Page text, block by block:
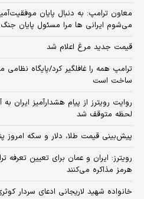
معاون ترامپ: به دنبال پایان
می‌شوم ایرانی ها مرا مسئول پایان جنگ
قیمت جدید مرغ اعلام شد
ترامپ همه را غافلگیر کرد/پایگاه
ساخت است
روایت رویترز از پیام هشدارآمیز ایران
لحظه متوقف شد
پیش‌بینی قیمت طلا، دلار و سکه امروز پنجشنبه ۱۵
هرمز مذاکره می‌کنند
خانواده شهید لاریجانی ادعای سردار